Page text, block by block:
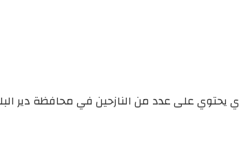
على عدد من النازحين في محافظة دير البلح دون